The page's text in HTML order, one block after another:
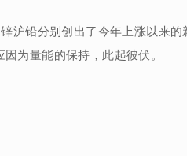
沪铅分别创出了今年上涨以来的
因为量能的保持，此起彼伏。